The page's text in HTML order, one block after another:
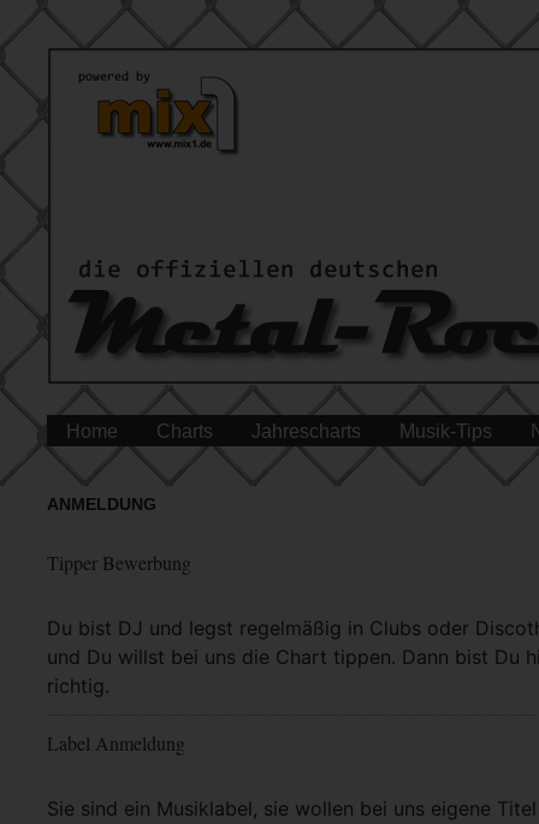
Home Charts Jahrescharts Musik-Tips
ANMELDUNG
Tipper Bewerbung
Du bist DJ und legst regelmäßig in Clubs oder
und Du willst bei uns die Chart tippen. Dann bist Du
richtig.
Mehr Info
Label Anmeldung
Sie sind ein Musiklabel, sie wollen bei uns eigene
Mehr Info